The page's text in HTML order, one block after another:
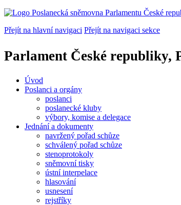
Přejít na hlavní navigaci Přejít na navigaci sekce
Parlament České republiky,
Úvod
Poslanci a orgány
poslanci
poslanecké kluby
výbory, komise a delegace
Jednání a dokumenty
navržený pořad schůze
schválený pořad schůze
stenoprotokoly
sněmovní tisky
ústní interpelace
hlasování
usnesení
rejstříky